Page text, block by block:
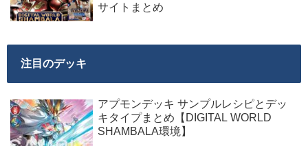
サイトまとめ
注目のデッキ
アプモンデッキ サンプルレシピとデッ
キタイプまとめ【DIGITAL WORLD
SHAMBALA環境】